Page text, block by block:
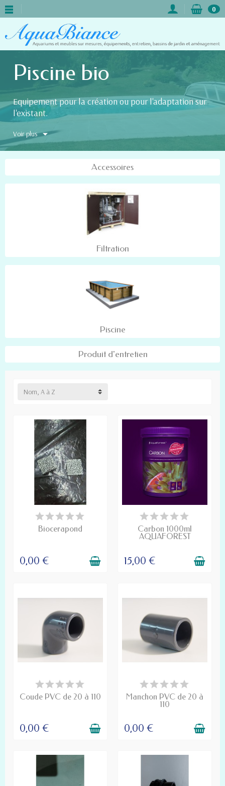
0
Piscine bio
Equipement pour la création ou pour l'adaptation sur
l'existant.
Permet d'avoir une piscine sans chlore ni sel.
Une eau douce à 99,9%
Voir plus
Accessoires
Filtration
Piscine
Produit d'entretien
Nom, A à Z
PRODUIT DISPONIBLE À LA
COMMANDE
Biocerapond
0,00 €
DISPONIBLE
Carbon 1000ml
AQUAFOREST
15,00 €
PRODUIT DISPONIBLE À LA
COMMANDE
Coude PVC de 20 à 110
0,00 €
PRODUIT DISPONIBLE À LA
COMMANDE
Manchon PVC de 20 à
110
0,00 €